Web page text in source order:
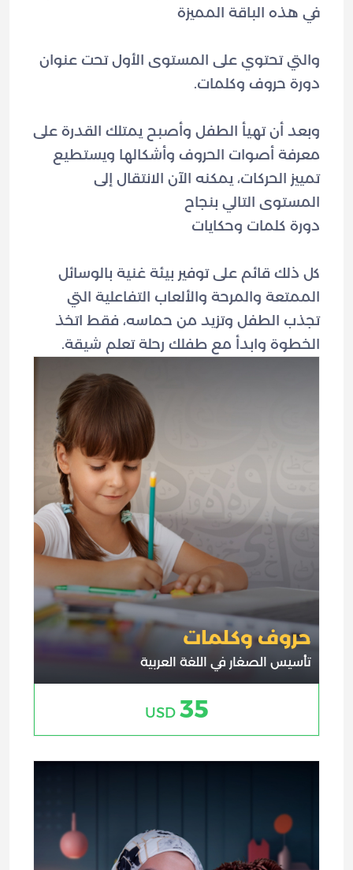
والتي تحتوي على المستوى الأول تحت عنوان
وبعد أن تهيأ الطفل وأصبح يمتلك القدرة على
معرفة أصوات الحروف وأشكالها ويستطيع
تمييز الحركات، يمكنه الآن الانتقال إلى
كل ذلك قائم على توفير بيئة غنية بالوسائل
الممتعة والمرحة والألعاب التفاعلية التي
تجذب الطفل وتزيد من حماسه، فقط اتخذ
الخطوة وابدأ مع طفلك رحلة تعلم شيقة.
حروف وكلمات
تأسيس الصغار في اللغة العربية
35
USD